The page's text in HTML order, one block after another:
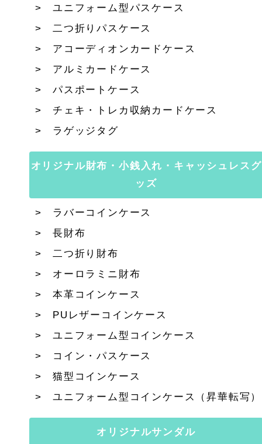
ユニフォーム型パスケース
二つ折りパスケース
アコーディオンカードケース
アルミカードケース
パスポートケース
チェキ・トレカ収納カードケース
ラゲッジタグ
オリジナル財布・小銭入れ・キャッシュレスグ
ッズ
ラバーコインケース
長財布
二つ折り財布
オーロラミニ財布
本革コインケース
PUレザーコインケース
ユニフォーム型コインケース
コイン・パスケース
猫型コインケース
ユニフォーム型コインケース（昇華転写）
オリジナルサンダル